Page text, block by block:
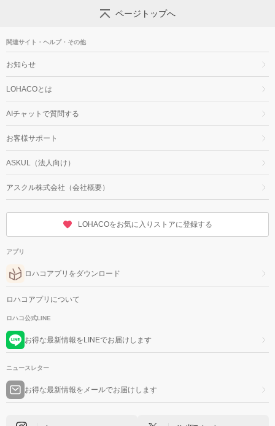
ページトップへ
関連サイト・ヘルプ・その他
お知らせ
LOHACOとは
AIチャットで質問する
お客様サポート
ASKUL（法人向け）
アスクル株式会社（会社概要）
LOHACOをお気に入りストアに登録する
アプリ
ロハコアプリをダウンロード
ロハコアプリについて
ロハコ公式LINE
お得な最新情報をLINEでお届けします
ニュースレター
お得な最新情報をメールでお届けします